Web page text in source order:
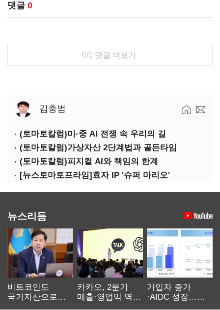
댓글 0
0/0 댓글 더보기
김충범
(토마토칼럼)미·중 AI 전쟁 속 우리의 길
(토마토칼럼)가상자산 2단계법과 골든타임
(토마토칼럼)피지컬 AI와 책임의 한계
[뉴스토마토프라임]효자 IP '슈퍼 마리오'
뉴스리듬
비트코인도
국가자산으로…'
카카오, 2분기
매출·영업익 역대
가입자 증가
·AIDC 성장…